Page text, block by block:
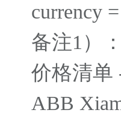
currency
备注1）
价格清单
ABB